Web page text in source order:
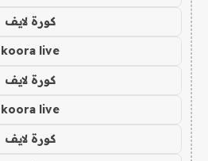
كورة لايف
koora live
كورة لايف
koora live
كورة لايف